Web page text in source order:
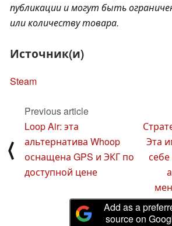
публикации и могут быть
или количеству товара.
Источник(и)
Steam
⟨
Previous article
Loop Air: эта
альтернатива Whoop
оснащена GPS и ЭКГ по
доступной цене
Эта
себе
Add as a
source on